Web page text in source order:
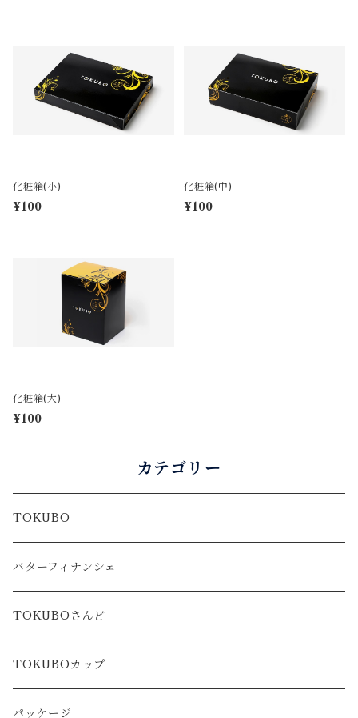
化粧箱(小)
¥100
化粧箱(中)
¥100
化粧箱(大)
¥100
カテゴリー
TOKUBO
バターフィナンシェ
TOKUBOさんど
TOKUBOカップ
パッケージ